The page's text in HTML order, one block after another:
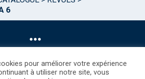
6
pour améliorer votre expérience
à utiliser notre site, vous